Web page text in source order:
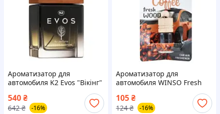
Ароматизатор для
автомобиля K2 Evos "Вікінг"
540₴
642 ₴ -16%
Ароматизатор для
автомобиля WINSO Fresh
Wood Coffee 4,5мл (530360)
105₴
124 ₴ -16%